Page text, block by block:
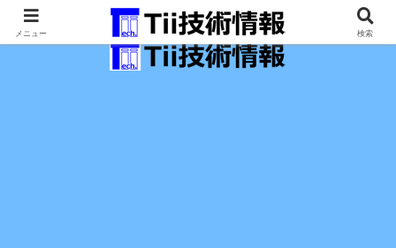
最新の科学技術の情報インフラ。
メニュー 検索